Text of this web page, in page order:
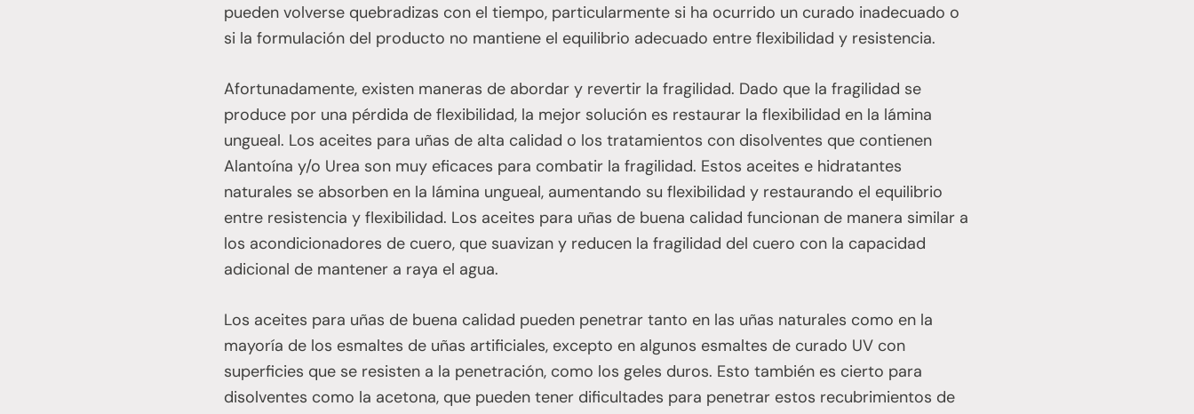
pueden volverse quebradizas con el tiempo, particularmente si ha ocurrido un curado inadecuado o
si la formulación del producto no mantiene el equilibrio adecuado entre flexibilidad y resistencia.
Afortunadamente, existen maneras de abordar y revertir la fragilidad. Dado que la fragilidad se
produce por una pérdida de flexibilidad, la mejor solución es restaurar la flexibilidad en la lámina
ungueal. Los aceites para uñas de alta calidad o los tratamientos con disolventes que contienen
Alantoína y/o Urea son muy eficaces para combatir la fragilidad. Estos aceites e hidratantes
naturales se absorben en la lámina ungueal, aumentando su flexibilidad y restaurando el equilibrio
entre resistencia y flexibilidad. Los aceites para uñas de buena calidad funcionan de manera similar a
los acondicionadores de cuero, que suavizan y reducen la fragilidad del cuero con la capacidad
adicional de mantener a raya el agua.
Los aceites para uñas de buena calidad pueden penetrar tanto en las uñas naturales como en la
mayoría de los esmaltes de uñas artificiales, excepto en algunos esmaltes de curado UV con
superficies que se resisten a la penetración, como los geles duros. Esto también es cierto para
disolventes como la acetona, que pueden tener dificultades para penetrar estos recubrimientos de